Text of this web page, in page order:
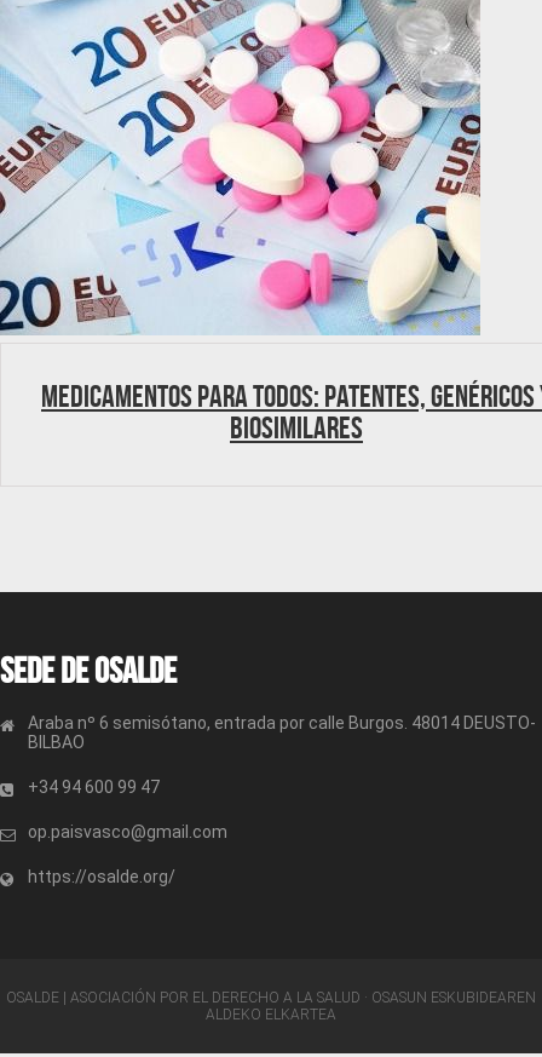
Medicamentos para todos: Patentes, genéricos
biosimilares
Sede de OSALDE
Araba nº 6 semisótano, entrada por calle Burgos. 48014 DEUSTO-
BILBAO
+34 94 600 99 47
op.paisvasco@gmail.com
https://osalde.org/
OSALDE | ASOCIACIÓN POR EL DERECHO A LA SALUD · OSASUN ESKUBIDEAREN
ALDEKO ELKARTEA